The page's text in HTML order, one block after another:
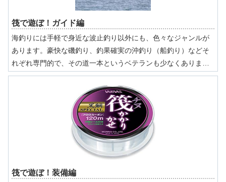
筏で遊ぼ！ガイド編
海釣りには手軽で身近な波止釣り以外にも、色々なジャンルが
あります。豪快な磯釣り、釣果確実の沖釣り（船釣り）などそ
れぞれ専門的で、その道一本というベテランも少なくありませ
ん。しかし体力や費用、専用の装備や周りの環境など、結構入
門にはハードルが多く、チャレンジに二の足を踏む方も多いと
思います。今日はこんな専門の釣りの中でも、比較的チャレン
ジしやすくファミリーで楽しめる筏釣りを紹介したいと思いま
筏で遊ぼ！装備編